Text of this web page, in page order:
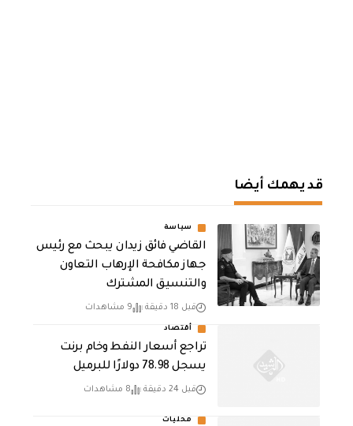
قد يهمك أيضا
سياسة
القاضي فائق زيدان يبحث مع رئيس
جهاز مكافحة الإرهاب التعاون
والتنسيق المشترك
قبل 18 دقيقة 9 مشاهدات
أقتصاد
تراجع أسعار النفط وخام برنت
يسجل 78.98 دولارًا للبرميل
قبل 24 دقيقة 8 مشاهدات
محليات